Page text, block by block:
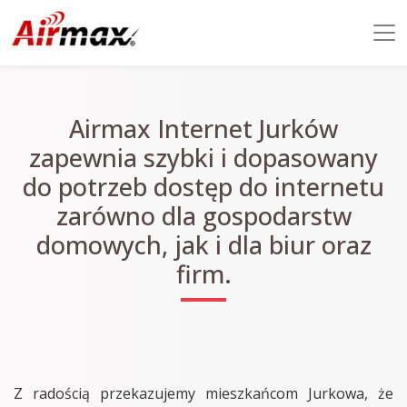
Airmax Internet Jurków
zapewnia szybki i dopasowany
do potrzeb dostęp do internetu
zarówno dla gospodarstw
domowych, jak i dla biur oraz
firm.
Z radością przekazujemy mieszkańcom Jurkowa, że